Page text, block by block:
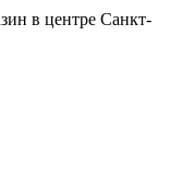
в центре Санкт-